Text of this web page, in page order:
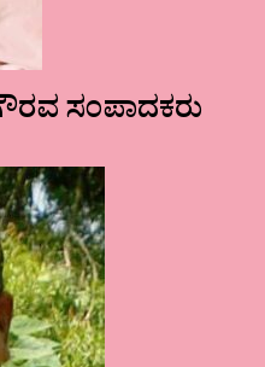
ಸಂಪಾದಕರು